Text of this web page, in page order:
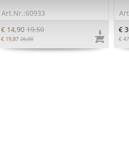
Art.Nr.:60933
€ 14,90 19,50
€ 19,87 26,00
€
€